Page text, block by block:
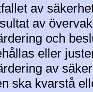
av
av
och
eller
av
ska kvarstå